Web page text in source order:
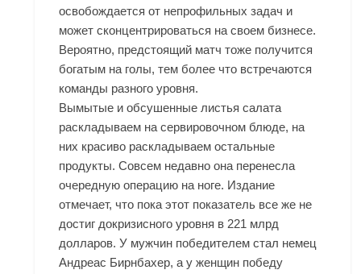
освобождается от непрофильных задач и
может сконцентрироваться на своем бизнесе.
Вероятно, предстоящий матч тоже получится
богатым на голы, тем более что встречаются
команды разного уровня.
Вымытые и обсушенные листья салата
раскладываем на сервировочном блюде, на
них красиво раскладываем остальные
продукты. Совсем недавно она перенесла
очередную операцию на ноге. Издание
отмечает, что пока этот показатель все же не
достиг докризисного уровня в 221 млрд
долларов. У мужчин победителем стал немец
Андреас Бирнбахер, а у женщин победу